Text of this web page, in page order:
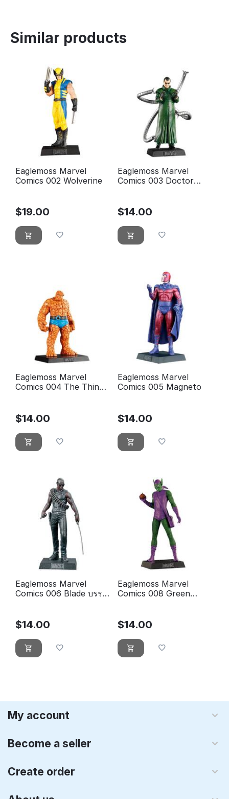
Similar products
Eaglemoss Marvel
Comics 002 Wolverine
$19.00
Eaglemoss Marvel
Comics 003 Doctor
$14.00
Eaglemoss Marvel
Comics 004 The Thing
$14.00
Eaglemoss Marvel
Comics 005 Magneto
$14.00
Eaglemoss Marvel
Comics 006 Blade บรรจุ
$14.00
Eaglemoss Marvel
Comics 008 Green
$14.00
My account
Become a seller
Create order